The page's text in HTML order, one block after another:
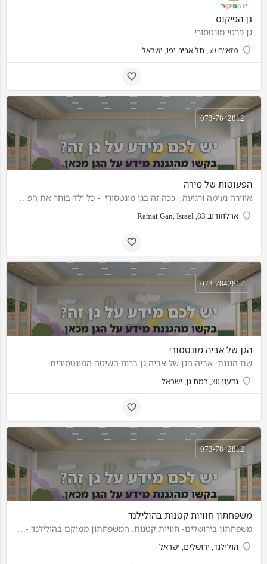
גן הפיקוס
גן פרטי מונטסורי
מזא"ה 59, תל אביב-יפו, ישראל
הפעוטות של מירה
אווירה נעימה ורגועה, ככה זה בגן מונטסורי - כל ילד בוחר את הפעילות שהוא רוצה ונהנה מכך. גם אם יש תרגיל…
ארלוזורוב 83, Ramat Gan, Israel
073-7842812
הגן של אביה מונטסורי
שם הגננת: אביה הגן של אביה גן ברוח השיטה המונטסורית
גדעון 30, רמת גן, ישראל
073-7842812
משפחתון חוויות קטנות בהולילנד
משפחתון בירושלים- חוויות קטנות. המשפחתון ממוקם בהולילנד - רמת שרת בירושלים משפחתון עד 6 ילדים החל מגיל שנה
הולילנד, ירושלים, ישראל
073-7842812